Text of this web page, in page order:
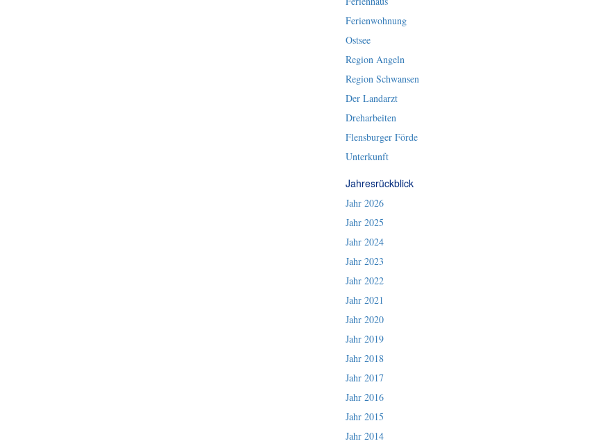
Ferienwohnung
Ostsee
Region Angeln
Region Schwansen
Der Landarzt
Dreharbeiten
Flensburger Förde
Unterkunft
Jahresrückblick
Jahr 2026
Jahr 2025
Jahr 2024
Jahr 2023
Jahr 2022
Jahr 2021
Jahr 2020
Jahr 2019
Jahr 2018
Jahr 2017
Jahr 2016
Jahr 2015
Jahr 2014